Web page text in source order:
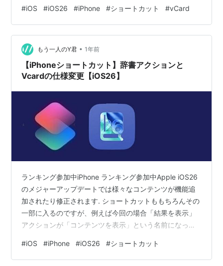
Dictionary vCard Menu from CSV 〆 Redditより vCard
from Dictionaryby u/wenteltrap7 in shortcuts どうやら
プロパティ次第で解決できるようで…
#iOS #iOS26 #iPhone #ショートカット #vCard
もう一人のY君 • 1年前
【iPhoneショートカット】辞書アクションと
Vcardの仕様変更【iOS26】
ランキング参加中iPhone ランキング参加中Apple iOS26
のメジャーアップデートでは様々なコンテンツが機能追
加されたり修正されます. ショートカットももちろんその
一部に入るのですが、例えば今回の場合「結果を表示」
アクションが「コンテンツを表示」という名前になって
しても表示してくれるのでまだマシな部類です. ショート
カット Apple 仕事効率化 無料 ※価格は記事執筆時のもの
#iOS #iPhone #iOS26 #ショートカット